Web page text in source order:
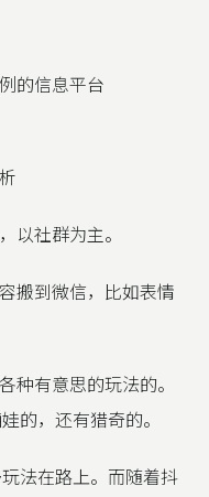
的信息平台
以社群为主。
搬到微信，比如表情
种有意思的玩法的。
的，还有猎奇的。
法在路上。而随着抖